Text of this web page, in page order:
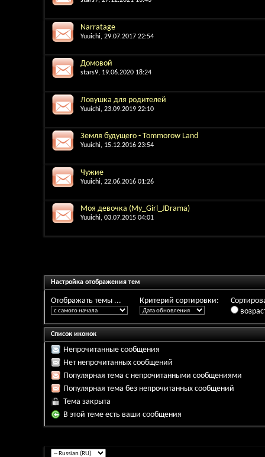
Narratage
Yuuichi, 29.07.2017 22:54
Домовой
stars9, 19.06.2020 18:24
Ловушка для родителей
Yuuichi, 23.09.2019 22:10
Земля будущего - Tommorow Land
Yuuichi, 15.12.2016 23:54
Чужие
Yuuichi, 22.06.2016 01:26
Моя девочка (My_Girl_JDrama)
Yuuichi, 03.07.2015 04:01
Настройка отображения тем
Отображать темы ... Критерий сортировки:
Список иконок
Непрочитанные сообщения
Нет непрочитанных сообщений
Популярная тема с непрочитанными сообщениями
Популярная тема без непрочитанных сообщений
Тема закрыта
В этой теме есть ваши сообщения